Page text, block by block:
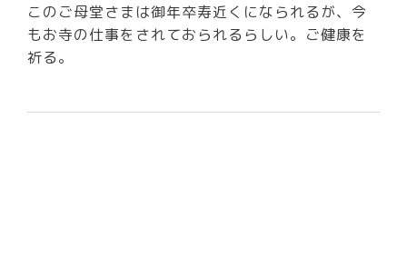
このご母堂さまは御年卒寿近くになられるが、今
もお寺の仕事をされておられるらしい。ご健康を
祈る。